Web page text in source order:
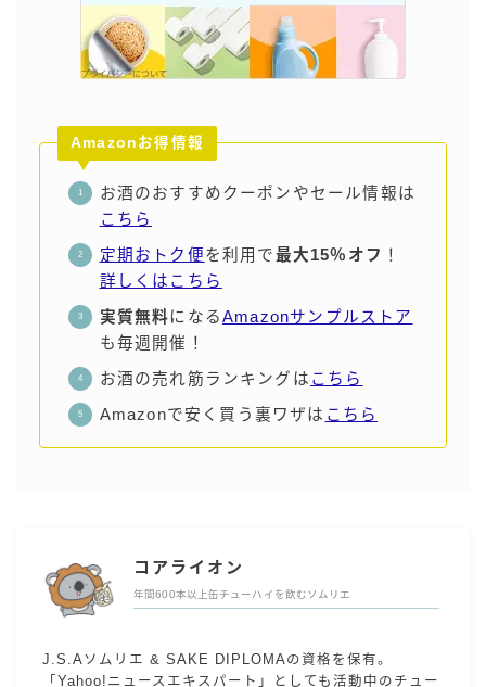
運営者情報
お問い合わせ
Amazonお得情報
お酒のおすすめクーポンやセール情報は
こちら
定期おトク便を利用で最大15％オフ ！
詳しくはこちら
実質無料になるAmazonサンプルストア
も毎週開催！
お酒の売れ筋ランキングは こちら
Amazonで安く買う裏ワザは こちら
コアライオン
年間600本以上缶チューハイを飲むソムリエ
J.S.Aソムリエ & SAKE DIPLOMAの資格を保有。
「Yahoo!ニュースエキスパート」としても活動中のチュー